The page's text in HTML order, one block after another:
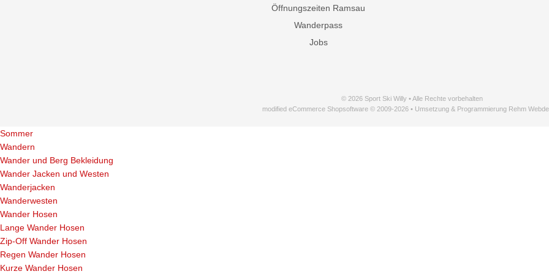
Öffnungszeiten Ramsau
Wanderpass
Jobs
© 2026 Sport Ski Willy • Alle Rechte vorbehalten
modified eCommerce Shopsoftware © 2009-2026 • Umsetzung & Programmierung Rehm
Sommer
Wandern
Wander und Berg Bekleidung
Wander Jacken und Westen
Wanderjacken
Wanderwesten
Wander Hosen
Lange Wander Hosen
Zip-Off Wander Hosen
Regen Wander Hosen
Kurze Wander Hosen